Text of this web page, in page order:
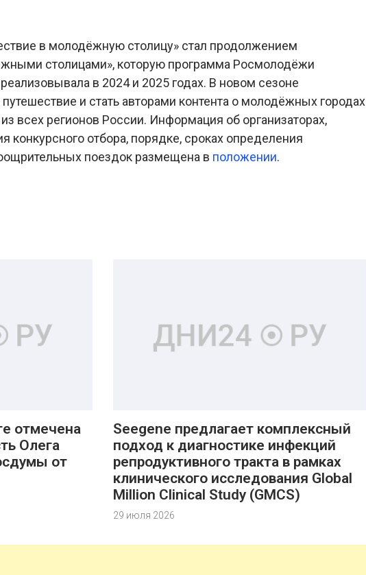
в молодёжную столицу» стал продолжением
столицами», которую программа Росмолодёжи
в 2024 и 2025 годах. В новом сезоне
и стать авторами контента о молодёжных городах
всех регионов России. Информация об организаторах,
конкурсного отбора, порядке, сроках определения
поездок размещена в положении.
отмечена
Олега
от
Seegene предлагает комплексный
подход к диагностике инфекций
репродуктивного тракта в рамках
клинического исследования Global
Million Clinical Study (GMCS)
29 июля 2026